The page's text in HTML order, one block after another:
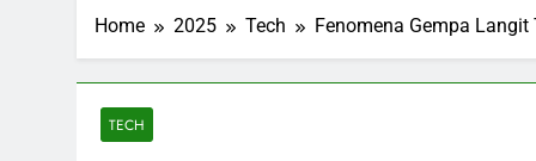
3 Months Ago
Inggris dan
Home 2025 Tech Fenomena Gempa
TECH